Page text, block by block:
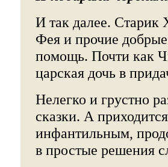
И так далее. Старик
Фея и прочие
помощь. Почти как
царская дочь в
Нелегко и грустно
сказки. А
инфантильным,
в простые решения